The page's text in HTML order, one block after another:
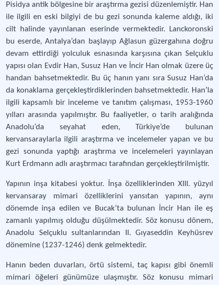
Pisidya antik bölgesine bir araştırma gezisi düzenlemiştir. Han
ile ilgili en eski bilgiyi de bu gezi sonunda kaleme aldığı, iki
cilt halinde yayınlanan eserinde vermektedir. Lanckoronski
bu eserde, Antalya’dan başlayıp Ağlasun güzergahına doğru
devam ettirdiği yolculuk esnasında karşısına çıkan Selçuklu
yapısı olan Evdir Han, Susuz Han ve İncir Han olmak üzere üç
handan bahsetmektedir. Bu üç hanın yanı sıra Susuz Han’da
da konaklama gerçekleştirdiklerinden bahsetmektedir. Han’la
ilgili kapsamlı bir inceleme ve tanıtım çalışması, 1953-1960
yılları arasında yapılmıştır. Bu faaliyetler, o tarih aralığında
Anadolu’da seyahat eden, Türkiye’de bulunan
kervansaraylarla ilgili araştırma ve incelemeler yapan ve bu
gezi sonunda yaptığı araştırma ve incelemeleri yayınlayan
Kurt Erdmann adlı araştırmacı tarafından gerçekleştirilmiştir.
Yapının inşa kitabesi yoktur. İnşa özelliklerinden XIII. yüzyıl
kervansaray mimari özelliklerini yansıtan yapının, aynı
dönemde inşa edilen ve Bucak’ta bulunan İncir Han ile eş
zamanlı yapılmış olduğu düşülmektedir. Söz konusu dönem,
Anadolu Selçuklu sultanlarından II. Gıyaseddin Keyhüsrev
dönemine (1237-1246) denk gelmektedir.
Hanın beden duvarları, örtü sistemi, taç kapısı gibi önemli
mimari öğeleri günümüze ulaşmıştır. Söz konusu mimari